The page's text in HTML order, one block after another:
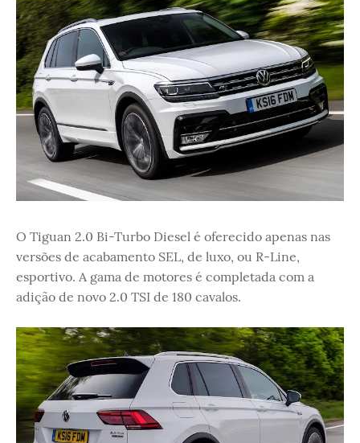
O Tiguan 2.0 Bi-Turbo Diesel é oferecido apenas nas
versões de acabamento SEL, de luxo, ou R-Line,
esportivo. A gama de motores é completada com a
adição de novo 2.0 TSI de 180 cavalos.